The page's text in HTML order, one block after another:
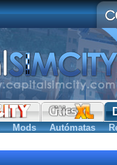
Mods Autómatas